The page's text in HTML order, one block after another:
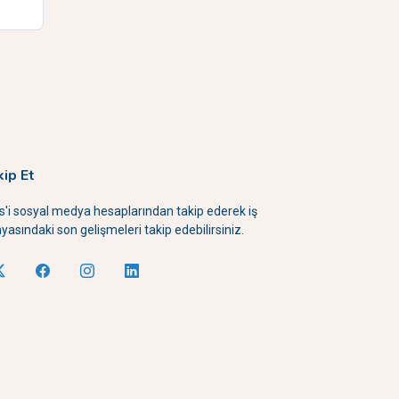
Et
sosyal medya hesaplarından takip ederek iş
son gelişmeleri takip edebilirsiniz.